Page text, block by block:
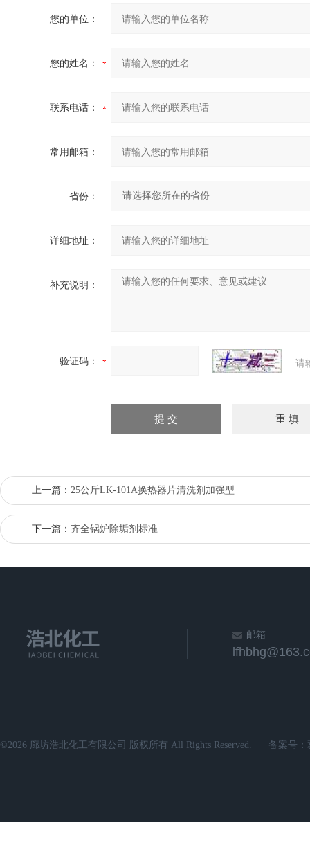
您的单位：
您的姓名：
联系电话：
常用邮箱：
省份：
详细地址：
补充说明：
验证码： 请
上一篇： 25公斤LK-101A换热器片清洗剂加强型
下一篇： 齐全锅炉除垢剂标准
邮箱
©2026 廊坊浩北化工有限公司 版权所有 All Rights Reserved. 备案号：